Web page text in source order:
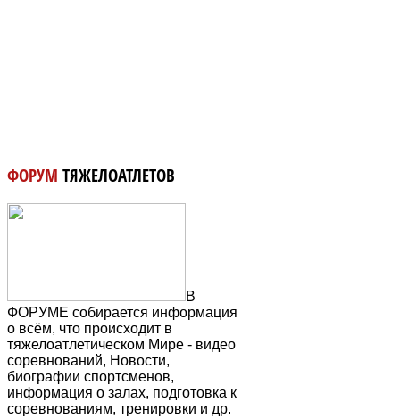
ФОРУМ ТЯЖЕЛОАТЛЕТОВ
В
ФОРУМЕ собирается информация
о всём, что происходит в
тяжелоатлетическом Мире - видео
соревнований, Новости,
биографии спортсменов,
информация о залах, подготовка к
соревнованиям, тренировки и др.